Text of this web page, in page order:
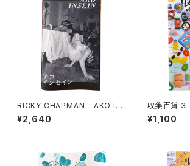
RICKY CHAPMAN - AKO IN
SEIN
¥2,640
収集百貨 3
¥1,100